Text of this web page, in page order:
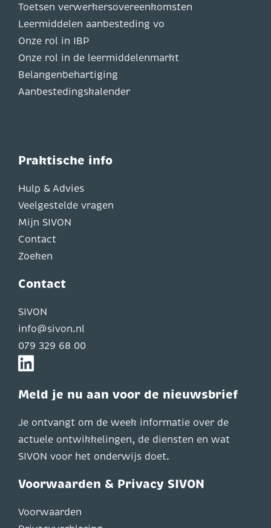
Toetsen verwerkersovereenkomsten
Leermiddelen aanbesteding vo
Onze rol in IBP
Onze rol in de leermiddelenmarkt
Belangenbehartiging
Aanbestedingskalender
Praktische info
Hulp & Advies
Veelgestelde vragen
Mijn SIVON
Contact
Zoeken
Contact
SIVON
info@sivon.nl
079 329 68 00
Meld je nu aan voor de nieuwsbrief
Je ontvangt om de week informatie over de
actuele ontwikkelingen, de diensten en wat
SIVON voor het onderwijs doet.
Voorwaarden & Privacy SIVON
Voorwaarden